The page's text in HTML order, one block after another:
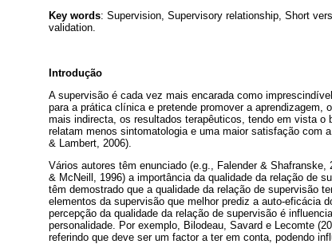
Key words: Supervision, Supervisory relationship, Short
validation.
Introdução
A supervisão é cada vez mais encarada como
para a prática clínica e pretende promover a
mais indirecta, os resultados terapêuticos, tendo em vista
relatam menos sintomatologia e uma maior satisfação com
& Lambert, 2006).
Vários autores têm enunciado (e.g., Falender &
& McNeill, 1996) a importância da qualidade da relação de
têm demostrado que a qualidade da relação de supervisão
elementos da supervisão que melhor prediz a auto-eficácia
percepção da qualidade da relação de supervisão é
personalidade. Por exemplo, Bilodeau, Savard e Lecomte
referindo que deve ser um factor a ter em conta, podendo